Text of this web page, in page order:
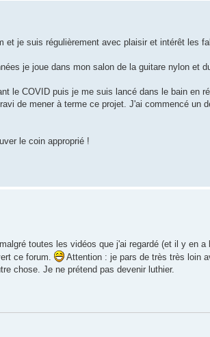
je suis régulièrement avec plaisir et intérêt les
je joue dans mon salon de la guitare nylon et
le COVID puis je me suis lancé dans le bain en
de mener à terme ce projet. J'ai commencé un
le coin approprié !
toutes les vidéos que j'ai regardé (et il y en
ce forum.
Attention : je pars de très très loin
chose. Je ne prétend pas devenir luthier.